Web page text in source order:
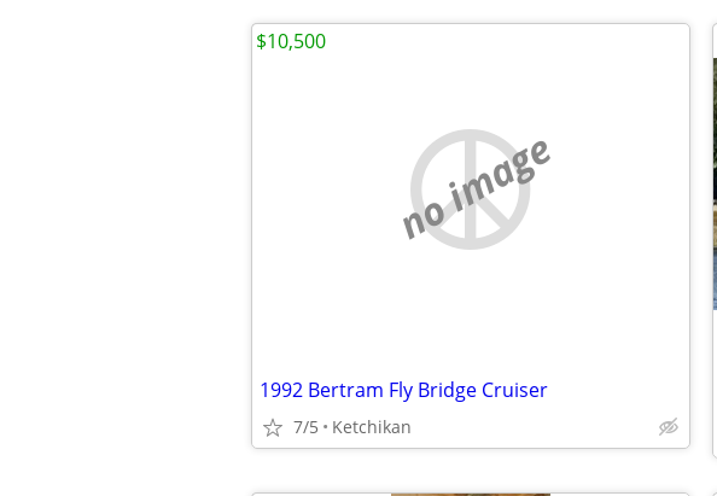
no image
1992 Bertram Fly Bridge Cruiser
7/5 Ketchikan
$10,500